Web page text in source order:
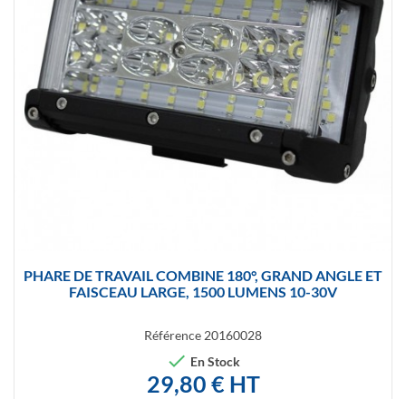
PHARE DE TRAVAIL COMBINE 180°, GRAND ANGLE ET
FAISCEAU LARGE, 1500 LUMENS 10-30V
Référence 20160028
 En Stock
29,80 € HT